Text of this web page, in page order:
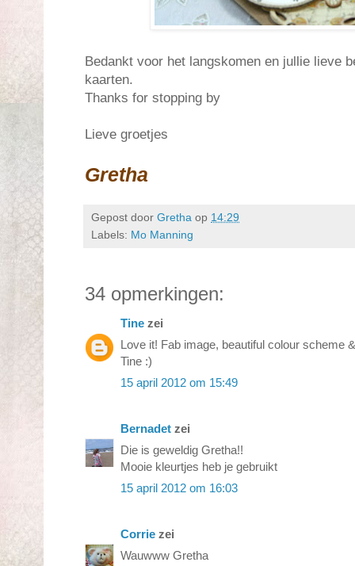
Bedankt voor het langskomen en jullie lieve
kaarten.
Thanks for stopping by
Lieve groetjes
Gretha
Gepost door Gretha op 14:29
Labels: Mo Manning
34 opmerkingen:
Tine zei
Love it! Fab image, beautiful colour scheme
Tine :)
15 april 2012 om 15:49
Bernadet zei
Die is geweldig Gretha!!
Mooie kleurtjes heb je gebruikt
15 april 2012 om 16:03
Corrie zei
Wauwww Gretha